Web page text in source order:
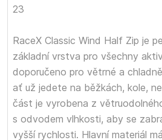
23
RaceX Classic Wind Half Zip je
základní vrstva pro všechny
doporučeno pro větrné a
ať už jedete na běžkách, kole,
část je vyrobena z
s odvodem vlhkosti, aby se
vyšší rychlosti. Hlavní materiál